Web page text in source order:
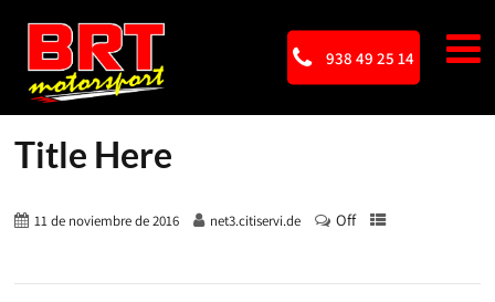
938 49 25 14
Title Here
11 de noviembre de 2016 net3.citiservi.de Off